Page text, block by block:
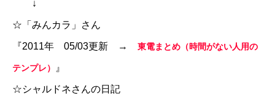
↓
☆ 「みんカラ」さん
『2011年 05/03更新 → 東電まとめ（時間がない人用の
テンプレ） 』
☆シャルドネさんの日記